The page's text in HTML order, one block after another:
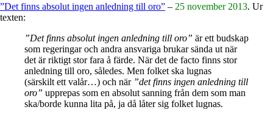
”Det finns absolut ingen anledning till oro” – 25 november 2013. Ur
texten:
”Det finns absolut ingen anledning till oro” är ett budskap
som regeringar och andra ansvariga brukar sända ut när
det är riktigt stor fara å färde. När det de facto finns stor
anledning till oro, således. Men folket ska lugnas
(särskilt ett valår…) och när ”det finns ingen anledning till
oro” upprepas som en absolut sanning från dem som man
ska/borde kunna lita på, ja då låter sig folket lugnas.